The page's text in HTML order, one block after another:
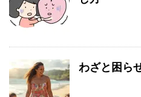
わざと困ら